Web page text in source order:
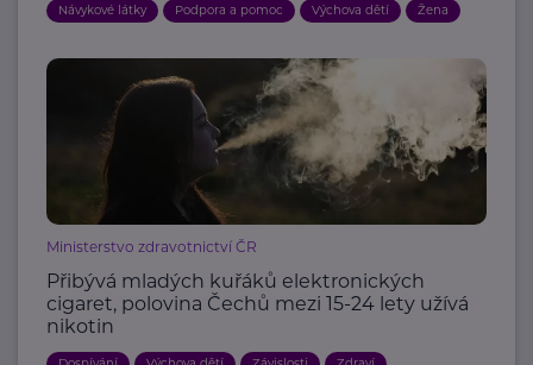
Návykové látky Podpora a pomoc Výchova dětí Žena
Ministerstvo zdravotnictví ČR
Přibývá mladých kuřáků elektronických
cigaret, polovina Čechů mezi 15-24 lety užívá
nikotin